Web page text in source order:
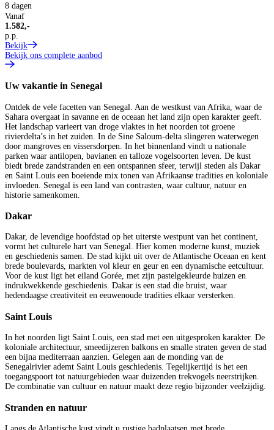
8 dagen
Vanaf
1.582,-
p.p.
Bekijk
Bekijk ons complete aanbod
Uw vakantie in Senegal
Ontdek de vele facetten van Senegal. Aan de westkust van Afrika, waar de
Sahara overgaat in savanne en de oceaan het land zijn open karakter geeft.
Het landschap varieert van droge vlaktes in het noorden tot groene
rivierdelta’s in het zuiden. In de Sine Saloum-delta slingeren waterwegen
door mangroves en vissersdorpen. In het binnenland vindt u nationale
parken waar antilopen, bavianen en talloze vogelsoorten leven. De kust
biedt brede zandstranden en een ontspannen sfeer, terwijl steden als Dakar
en Saint Louis een boeiende mix tonen van Afrikaanse tradities en koloniale
invloeden. Senegal is een land van contrasten, waar cultuur, natuur en
historie samenkomen.
Dakar
Dakar, de levendige hoofdstad op het uiterste westpunt van het continent,
vormt het culturele hart van Senegal. Hier komen moderne kunst, muziek
en geschiedenis samen. De stad kijkt uit over de Atlantische Oceaan en kent
brede boulevards, markten vol kleur en geur en een dynamische eetcultuur.
Voor de kust ligt het eiland Gorée, met zijn pastelgekleurde huizen en
indrukwekkende geschiedenis. Dakar is een stad die bruist, waar
hedendaagse creativiteit en eeuwenoude tradities elkaar versterken.
Saint Louis
In het noorden ligt Saint Louis, een stad met een uitgesproken karakter. De
koloniale architectuur, smeedijzeren balkons en smalle straten geven de stad
een bijna mediterraan aanzien. Gelegen aan de monding van de
Senegalrivier ademt Saint Louis geschiedenis. Tegelijkertijd is het een
toegangspoort tot natuurgebieden waar duizenden trekvogels neerstrijken.
De combinatie van cultuur en natuur maakt deze regio bijzonder veelzijdig.
Stranden en natuur